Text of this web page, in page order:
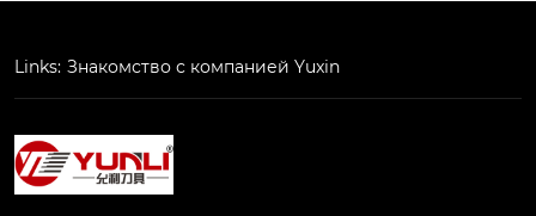
moq 2 шт. продажн
Links: Знакомство с компанией Yuxin